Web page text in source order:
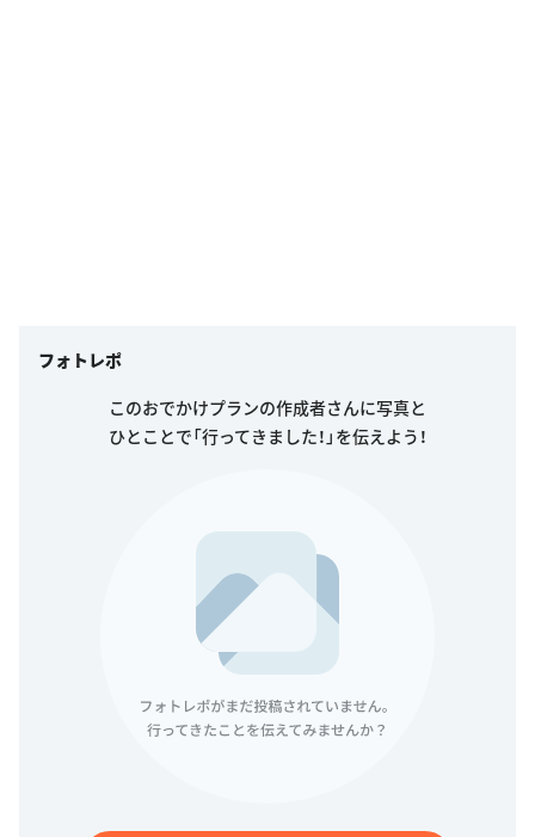
フォトレポ
このおでかけプランの作成者さんに写真と
ひとことで「行ってきました！」を伝えよう！